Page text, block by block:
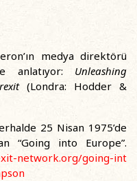
medya direktörü
anlatıyor: Unleashing
(Londra: Hodder &
25 Nisan 1975’de
“Going into Europe”.
network.org/going-int